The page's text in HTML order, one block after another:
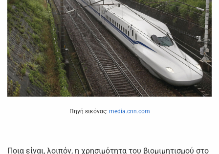
Πηγή εικόνας: media.cnn.com
Ποια είναι, λοιπόν, η χρησιμότητα του βιομιμητισμού στο